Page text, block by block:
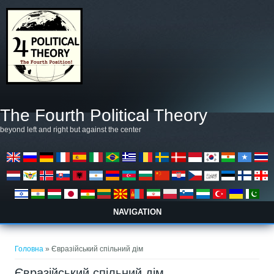
The Fourth Political Theory
beyond left and right but against the center
NAVIGATION
Головна » Євразійський спільний дім